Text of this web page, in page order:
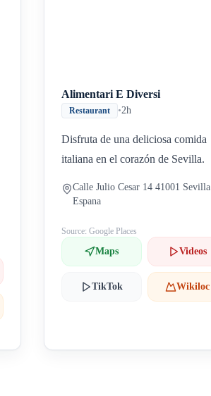
Alimentari E Diversi
Restaurant •2h
Disfruta de una deliciosa comida
italiana en el corazón de Sevilla.
Calle Julio Cesar 14 41001 Sevilla
Espana
Source: Google Places
Maps Videos
TikTok Wikiloc